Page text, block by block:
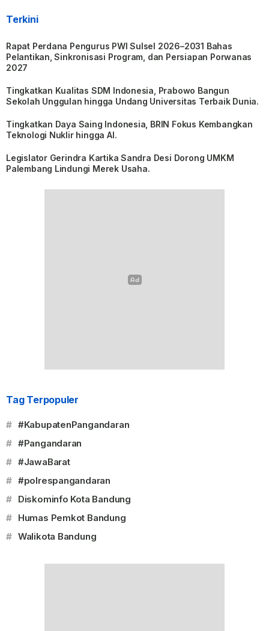
Terkini
Rapat Perdana Pengurus PWI Sulsel 2026–2031 Bahas
Pelantikan, Sinkronisasi Program, dan Persiapan Porwanas
2027
Tingkatkan Kualitas SDM Indonesia, Prabowo Bangun
Sekolah Unggulan hingga Undang Universitas Terbaik Dunia.
Tingkatkan Daya Saing Indonesia, BRIN Fokus Kembangkan
Teknologi Nuklir hingga AI.
Legislator Gerindra Kartika Sandra Desi Dorong UMKM
Palembang Lindungi Merek Usaha.
Tag Terpopuler
# #KabupatenPangandaran
# #Pangandaran
# #JawaBarat
# #polrespangandaran
# Diskominfo Kota Bandung
# Humas Pemkot Bandung
# Walikota Bandung